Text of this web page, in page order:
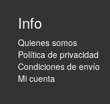
Info
Quienes somos
Política de privacidad
Condiciones de envío
Mi cuenta